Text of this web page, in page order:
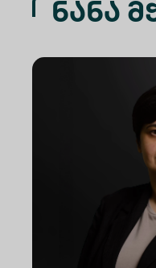
Ნანა